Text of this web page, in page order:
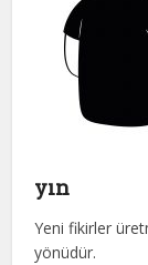
yın
Yeni fikirler
yönüdür.